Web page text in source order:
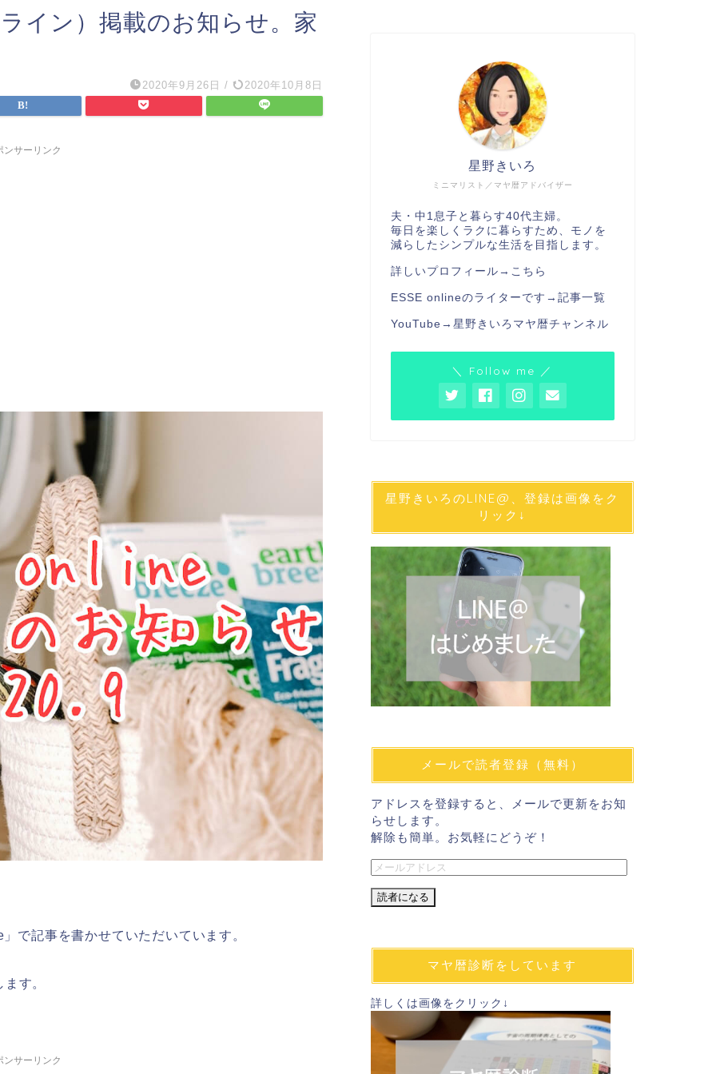
イン）掲載のお知らせ。家
2020年9月26日 / 2020年10月8日
ンサーリンク
で記事を書かせていただいています。
す。
ンサーリンク
ミニマリスト／マヤ暦アドバイザー
星野きいろ
夫・中1息子と暮らす40代主婦。
毎日を楽しくラクに暮らすため、モノを
減らしたシンプルな生活を目指します。
詳しいプロフィール→ こちら
ESSE onlineのライターです→ 記事一覧
YouTube→ 星野きいろマヤ暦チャンネル
＼ Follow me ／
星野きいろのLINE@、登録は画像をク
リック↓
メールで読者登録（無料）
アドレスを登録すると、メールで更新をお知
らせします。
解除も簡単。お気軽にどうぞ！
メ
ル
レ
マヤ暦診断をしています
詳しくは画像をクリック↓